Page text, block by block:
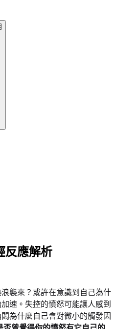
反應解析
襲來？或許在意識到自己為什
速。失控的憤怒可能讓人感到
為什麼自己會對微小的觸發因